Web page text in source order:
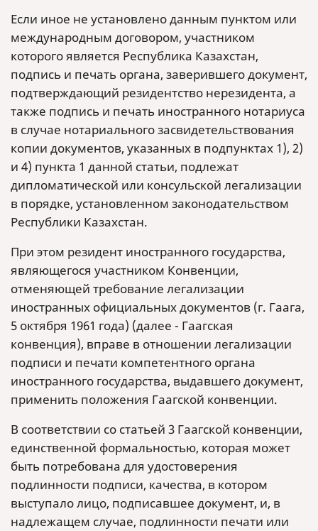
Если иное не установлено данным пунктом или
международным договором, участником
которого является Республика Казахстан,
подпись и печать органа, заверившего документ,
подтверждающий резидентство нерезидента, а
также подпись и печать иностранного нотариуса
в случае нотариального засвидетельствования
копии документов, указанных в подпунктах 1), 2)
и 4) пункта 1 данной статьи, подлежат
дипломатической или консульской легализации
в порядке, установленном законодательством
Республики Казахстан.
При этом резидент иностранного государства,
являющегося участником Конвенции,
отменяющей требование легализации
иностранных официальных документов (г. Гаага,
5 октября 1961 года) (далее - Гаагская
конвенция), вправе в отношении легализации
подписи и печати компетентного органа
иностранного государства, выдавшего документ,
применить положения Гаагской конвенции.
В соответствии со статьей 3 Гаагской конвенции,
единственной формальностью, которая может
быть потребована для удостоверения
подлинности подписи, качества, в котором
выступало лицо, подписавшее документ, и, в
надлежащем случае, подлинности печати или